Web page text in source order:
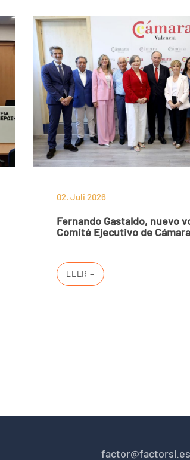
02. Juli 2026
Fernando Gastaldo, nuevo
Comité Ejecutivo de
LEER +
factor@factorsl.es